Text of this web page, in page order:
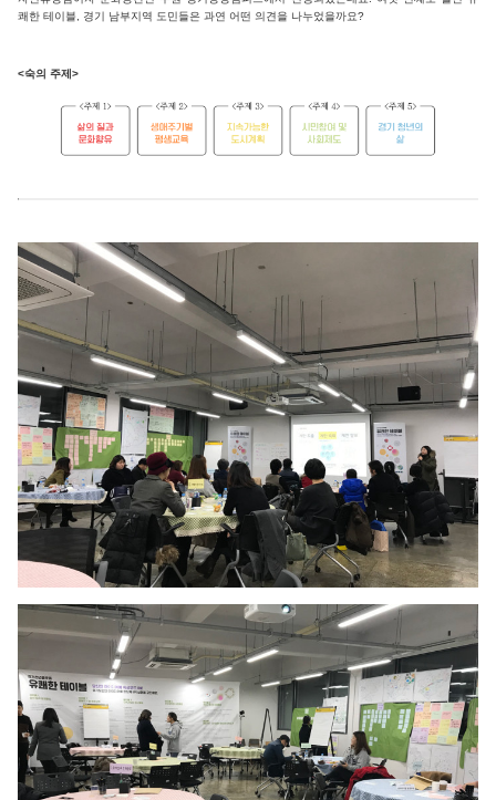
쾌한 테이블, 경기 남부지역 도민들은 과연 어떤 의견을 나누었을까요?
<숙의 주제>